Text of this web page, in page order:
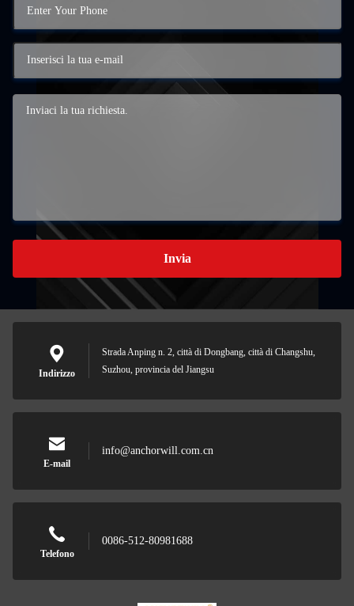
Invia
Indirizzo
Strada Anping n. 2, città di Dongbang, città di Changshu,
Suzhou, provincia del Jiangsu
E-mail
info@anchorwill.com.cn
Telefono
0086-512-80981688